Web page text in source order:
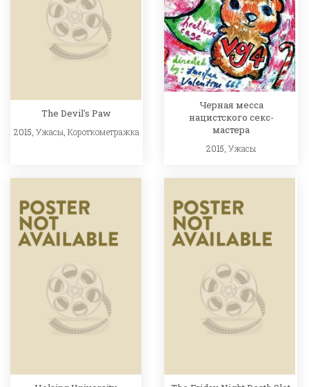
The Devil's Paw
2015, Ужасы, Короткометражка
Черная месса
нацистского секс-
мастера
2015,Ужасы